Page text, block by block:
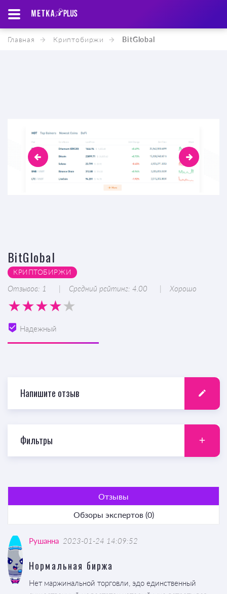
Главная Криптобиржи BitGlobal
BitGlobal
КРИПТОБИРЖИ
Отзывов: 1 Средний рейтинг: 4.00 Хорошо
Надежный
Напишите отзыв
Фильтры
Отзывы
Обзоры экспертов (0)
Рушанна 2023-01-24 14:09:52
Нормальная биржа
Нет маржинальной торговли, эдо единственный